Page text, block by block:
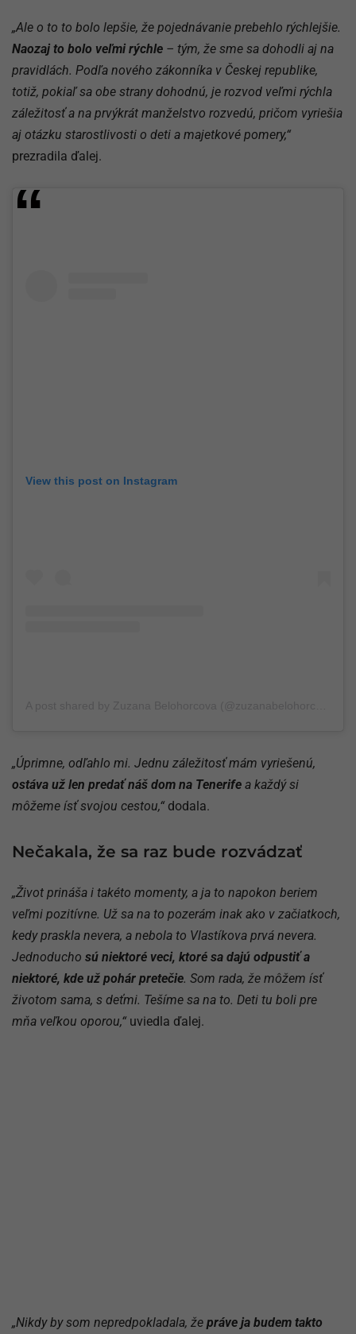
„Ale o to to bolo lepšie, že pojednávanie prebehlo rýchlejšie.
Naozaj to bolo veľmi rýchle – tým, že sme sa dohodli aj na
pravidlách. Podľa nového zákonníka v Českej republike,
totiž, pokiaľ sa obe strany dohodnú, je rozvod veľmi rýchla
záležitosť a na prvýkrát manželstvo rozvedú, pričom vyriešia
aj otázku starostlivosti o deti a majetkové pomery,“
prezradila ďalej.
View this post on Instagram
„Úprimne, odľahlo mi. Jednu záležitosť mám vyriešenú,
ostáva už len predať náš dom na Tenerife a každý si
môžeme ísť svojou cestou,“ dodala.
Nečakala, že sa raz bude rozvádzať
„Život prináša i takéto momenty, a ja to napokon beriem
veľmi pozitívne. Už sa na to pozerám inak ako v začiatkoch,
kedy praskla nevera, a nebola to Vlastíkova prvá nevera.
Jednoducho sú niektoré veci, ktoré sa dajú odpustiť a
niektoré, kde už pohár pretečie. Som rada, že môžem ísť
životom sama, s deťmi. Tešíme sa na to. Deti tu boli pre
mňa veľkou oporou,“ uviedla ďalej.
„Nikdy by som nepredpokladala, že práve ja budem takto